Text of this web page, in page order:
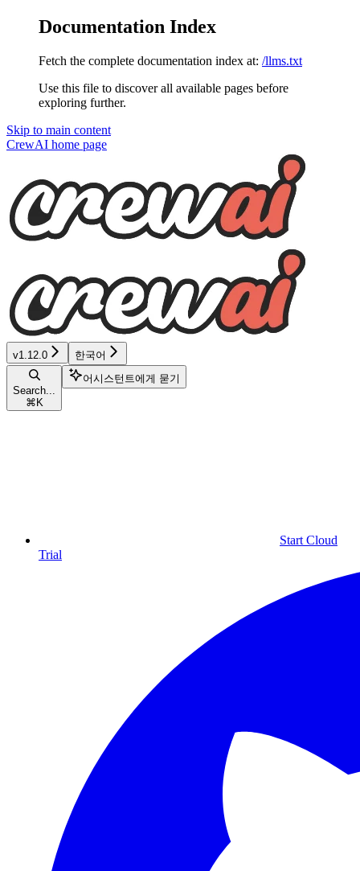
Documentation Index
Fetch the complete documentation index at: /llms.txt
Use this file to discover all available pages before
exploring further.
Skip to main content
CrewAI home page
v1.12.0 한국어
Search...
⌘ K
어시스턴트에게 묻기
Start Cloud
Trial